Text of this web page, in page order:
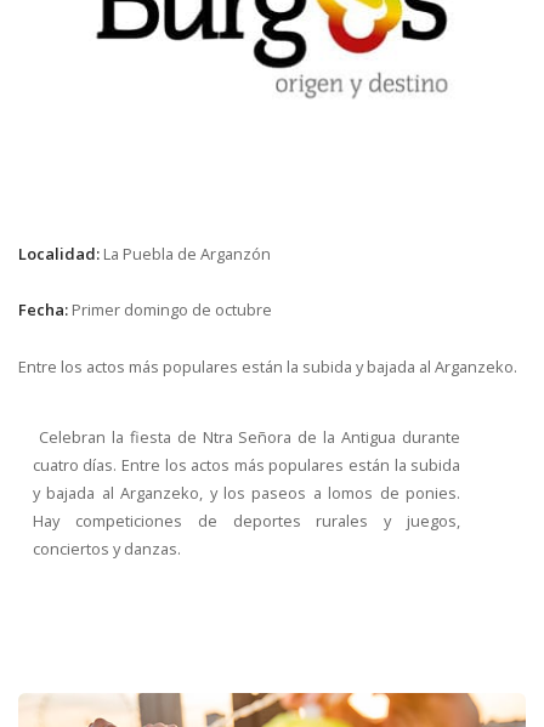
Localidad: La Puebla de Arganzón
Fecha: Primer domingo de octubre
Entre los actos más populares están la subida y bajada al Arganzeko.
Celebran la fiesta de Ntra Señora de la Antigua durante
cuatro días. Entre los actos más populares están la subida
y bajada al Arganzeko, y los paseos a lomos de ponies.
Hay competiciones de deportes rurales y juegos,
conciertos y danzas.